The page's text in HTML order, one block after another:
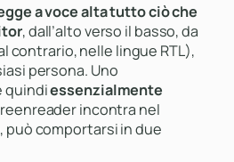
a voce alta tutto ciò che
, dall’alto verso il basso, da
contrario, nelle lingue RTL),
persona. Uno
quindiessenzialmente
incontra nel
può comportarsi in due